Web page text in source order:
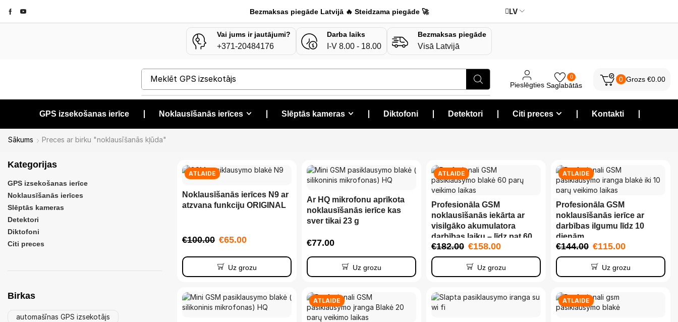
Bezmaksas piegāde Latvijā 🔥 Steidzama piegāde 🚀 LV
Vai jums ir jautājumi?
+371-20484176
Darba laiks
I-V 8.00 - 18.00
Bezmaksas piegāde
Visā Latvijā
Meklēt Slēptā kamera Pieslēgties
0
Saglabātās
0 Grozs €0.00
GPS izsekošanas ierīce Noklausīšanās ierīces Slēptās kameras Diktofoni Detektori Citi preces Kontakti
Sākums Preces ar birku "noklausīšanās kļūda"
Kategorijas
GPS izsekošanas ierīce
Noklausīšanās ierīces
Slēptās kameras
Detektori
Diktofoni
Citi preces
Birkas
automašīnas GPS izsekotājs
ATLAIDE
Noklausīšanās ierīces N9 ar
atzvana funkciju ORIGINAL
€100.00 €65.00
Uz grozu
Ar HQ mikrofonu aprīkota
noklausīšanās ierīce kas
sver tikai 23 g
€77.00
Uz grozu
ATLAIDE
Profesionāla GSM
noklausīšanās iekārta ar
visilgāko akumulatora
darbības laiku – līdz pat 60
dienām
€182.00 €158.00
Uz grozu
ATLAIDE
Profesionāla GSM
noklausīšanās ierīce ar
darbības ilgumu līdz 10
dienām
€144.00 €115.00
Uz grozu
ATLAIDE ATLAIDE